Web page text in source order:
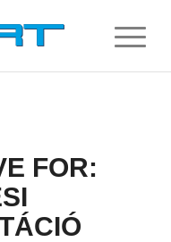
FOR: